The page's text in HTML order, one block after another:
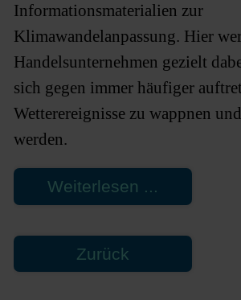
Informationsmaterialien zur
Klimawandelanpassung. Hier
Handelsunternehmen gezielt
sich gegen immer häufiger
Wetterereignisse zu wappnen
werden.
Weiterlesen ...
Zurück